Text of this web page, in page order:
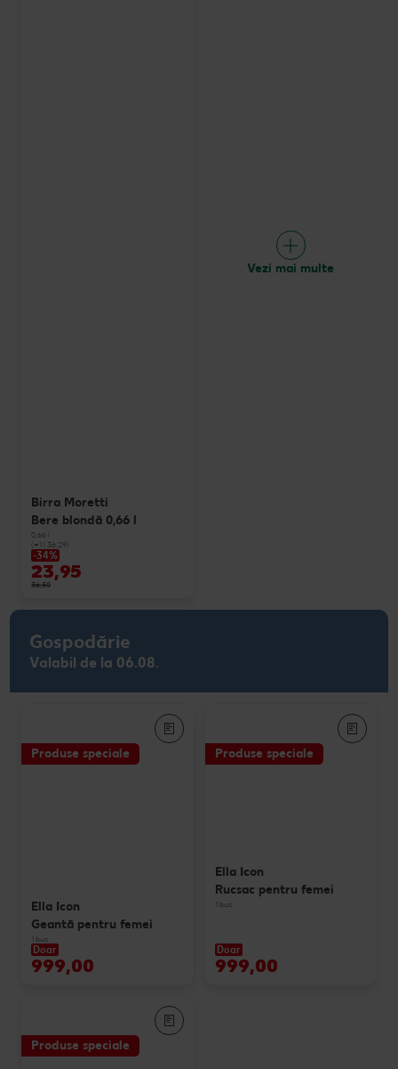
Birra Moretti
Bere blondă 0,66 l
0,66 l
(=1 l 36.29)
-34%
23,95
36,50
Vezi mai multe
Gospodărie
Valabil de la 06.08.
Produse speciale
Ella Icon
Geantă pentru femei
1 buc
Doar
999,00
Produse speciale
Ella Icon
Rucsac pentru femei
1 buc
Doar
999,00
Produse speciale